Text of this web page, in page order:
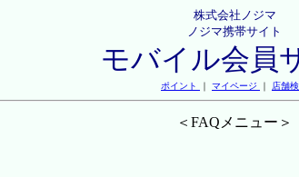
株式会社ノジマ
ノジマ携帯サイト
モバイル会員
ポイント ｜ マイページ ｜ 店舗
＜FAQメニュー＞